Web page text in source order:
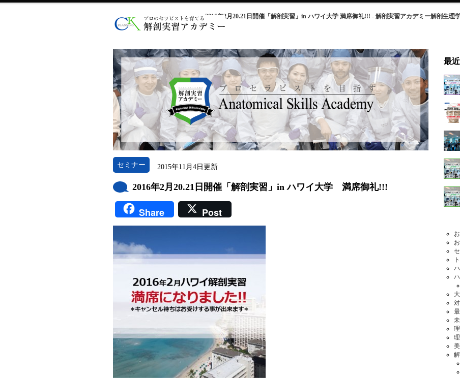
2016年2月20.21日開催「解剖実習」in ハワイ大学 満席御礼!!! - 解剖実習アカデミー解剖生理
セミナー 2015年11月4日更新
2016年2月20.21日開催「解剖実習」in ハワイ大学 満席御礼!!!
Share Post
最